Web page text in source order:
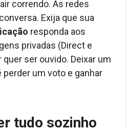
correndo. As redes
Exija que sua
responda aos
privadas (Direct e
ser ouvido. Deixar um
um voto e ganhar
tudo sozinho